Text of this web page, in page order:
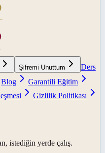
Şifremi Unuttum
Ders
Blog
Garantili Eğitim
Gizlilik Politikası
istediğin yerde çalış.